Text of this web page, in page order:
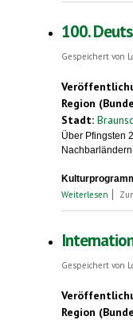
100.
Gespeichert von
Region
Stadt:
Über Pfingsten
Weiterlesen über
Gespeichert von
Region